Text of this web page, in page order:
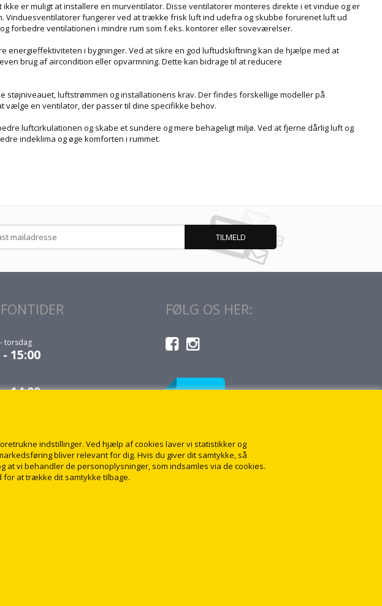
indstillinger. Ved hjælp af cookies laver vi statistikker og
bliver relevant for dig. Hvis du giver dit samtykke, så
vi behandler de personoplysninger, som indsamles via de cookies.
for at trække dit samtykke tilbage.
er muligt at installere en murventilator. Disse ventilatorer monteres direkte i et vindue og er
Vinduesventilatorer fungerer ved at trække frisk luft ind udefra og skubbe forurenet luft ud
forbedre ventilationen i mindre rum som f.eks. kontorer eller soveværelser.
energieffektiviteten i bygninger. Ved at sikre en god luftudskiftning kan de hjælpe med at
brug af aircondition eller opvarmning. Dette kan bidrage til at reducere
luftstrømmen og installationens krav. Der findes forskellige modeller på
vælge en ventilator, der passer til dine specifikke behov.
luftcirkulationen og skabe et sundere og mere behageligt miljø. Ved at fjerne dårlig luft og
indeklima og øge komforten i rummet.
torsdag
15:00
14:00
FØLG OS HER: